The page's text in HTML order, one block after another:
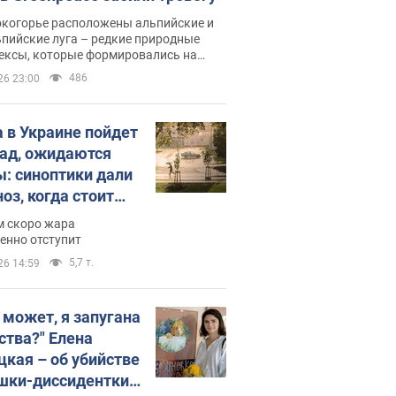
расположены альпийские и
луга – редкие природные
которые формировались на
сотен лет
23:00 486
Украине пойдет
ожидаются
синоптики дали
когда стоит
изменения
скоро жара
отступит
14:59 5,7 т.
я запугана
Елена
– об убийстве
диссидентки